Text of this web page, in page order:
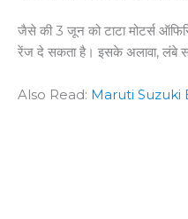
जैसे की 3 जून को टाटा मोटर्स
रेंज दे सकता है। इसके अलावा, लंबे
Also Read: Maruti Suzuki